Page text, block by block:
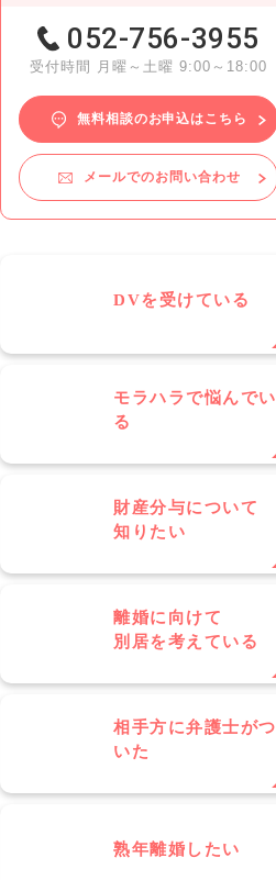
052-756-3955
受付時間 月曜～土曜 9:00～18:00
無料相談のお申込はこちら
メールでのお問い合わせ
DVを受けている
モラハラで悩んでい
る
財産分与について
知りたい
離婚に向けて
別居を考えている
相手方に弁護士がつ
いた
熟年離婚したい